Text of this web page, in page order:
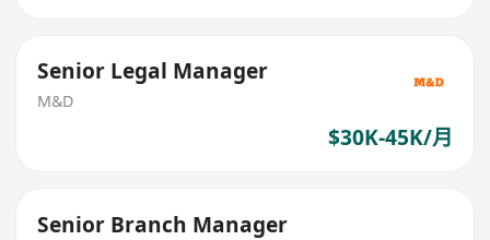
Senior Legal Manager
M&D
$30K-45K/月
Senior Branch Manager